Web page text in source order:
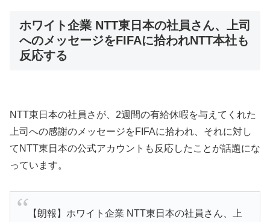
ホワイト企業 NTT東日本の社員さん、上司
へのメッセージをFIFAに拾われNTT本社も
反応する
NTT東日本の社員さが、2週間の有給休暇を与えてくれた
上司への感謝のメッセージをFIFAに拾われ、それに対し
てNTT東日本の公式アカウントも反応したことが話題にな
っています。
【朗報】ホワイト企業 NTT東日本の社員さん、上